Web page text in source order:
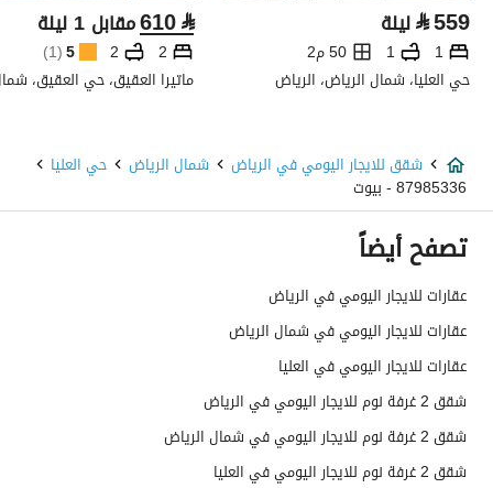
⃁559 ليلة
1
1
50 م2
حي العليا، شمال الرياض، الرياض
⃁
610مقابل 1 ليلة
2
2
5
(
1
)
شقق للايجار اليومي في الرياض شمال الرياض حي العليا
87985336 - بيوت
تصفح أيضاً
عقارات للايجار اليومي في الرياض
عقارات للايجار اليومي في شمال الرياض
عقارات للايجار اليومي في العليا
شقق 2 غرفة نوم للايجار اليومي في الرياض
شقق 2 غرفة نوم للايجار اليومي في شمال الرياض
شقق 2 غرفة نوم للايجار اليومي في العليا